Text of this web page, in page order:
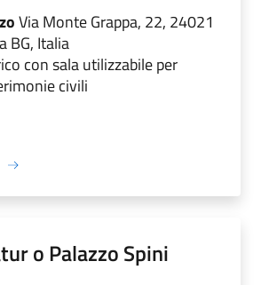
Via Monte Grappa, 22, 24021
BG, Italia
con sala utilizzabile per
civili
o Palazzo Spini